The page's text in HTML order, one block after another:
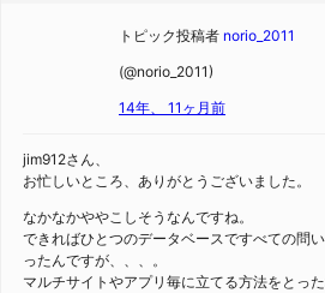
トピック投稿者 norio_2011
(@norio_2011)
14年、 11ヶ月前
jim912さん、
お忙しいところ、ありがとうございました。
なかなかややこしそうなんですね。
できればひとつのデータベースですべての問
ったんですが、、、。
マルチサイトやアプリ毎に立てる方法をとっ